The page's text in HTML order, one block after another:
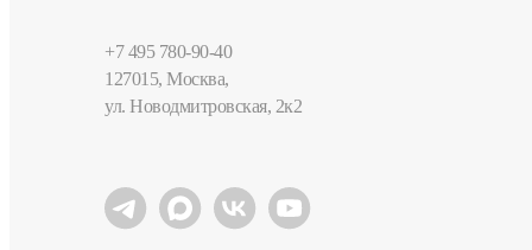
+7 495 780-90-40
127015, Москва,
ул. Новодмитровская, 2к2